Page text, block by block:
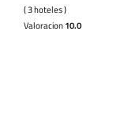
( 3 hoteles )
Valoracion 10.0